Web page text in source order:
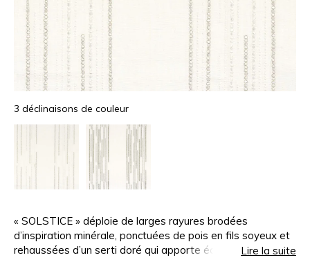
3 déclinaisons de couleur
« SOLSTICE » déploie de larges rayures brodées
d’inspiration minérale, ponctuées de pois en fils soyeux et
rehaussées d’un serti doré qui apporte éclat et relief. La
Lire la suite